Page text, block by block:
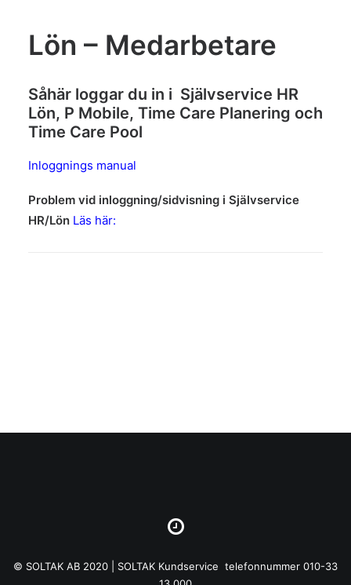
Lön – Medarbetare
Såhär loggar du in i Självservice HR
Lön, P Mobile, Time Care Planering och
Time Care Pool
Inloggnings manual
Problem vid inloggning/sidvisning i Självservice
HR/Lön Läs här:
© SOLTAK AB 2020 | SOLTAK Kundservice telefonnummer 010-33